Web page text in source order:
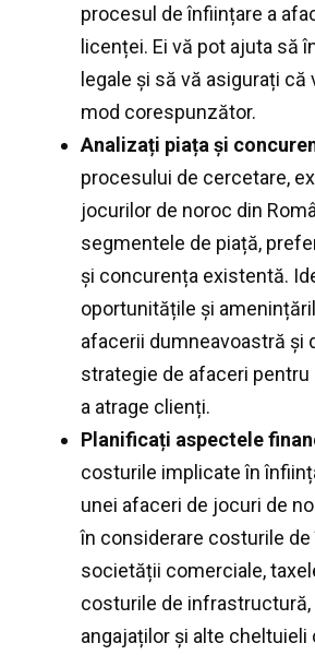
procesul de înființare a
licenței. Ei vă pot ajuta să
legale și să vă asigurați
mod corespunzător.
Analizați piața și
procesului de cercetare,
jocurilor de noroc din
segmentele de piață,
și concurența existentă.
oportunitățile și
afacerii dumneavoastră și
strategie de afaceri pentru
a atrage clienți.
Planificați aspectele
costurile implicate în
unei afaceri de jocuri de
în considerare costurile de
societății comerciale,
costurile de infrastructură,
angajaților și alte cheltuieli